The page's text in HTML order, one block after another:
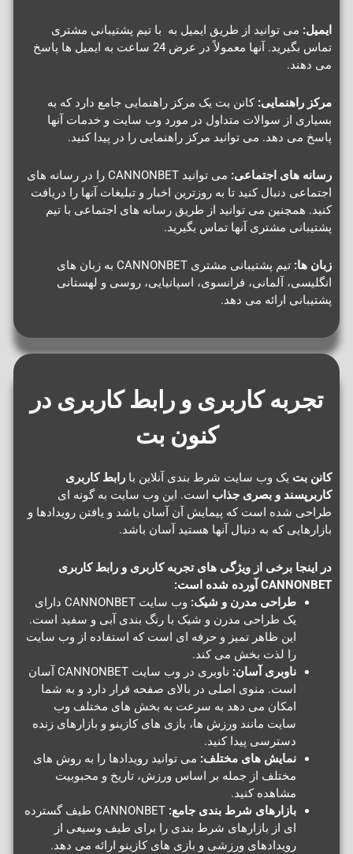
ایمیل: می توانید از طریق ایمیل به با تیم پشتیبانی مشتری
تماس بگیرید. آنها معمولاً در عرض 24 ساعت به ایمیل ها پاسخ
می دهند.
مرکز راهنمایی: کانن بت یک مرکز راهنمایی جامع دارد که به
بسیاری از سوالات متداول در مورد وب سایت و خدمات آنها
پاسخ می دهد. می توانید مرکز راهنمایی را در پیدا کنید.
رسانه های اجتماعی:
می توانید CANNONBET را در رسانه های
اجتماعی دنبال کنید تا به روزترین اخبار و تبلیغات آنها را دریافت
کنید. همچنین می توانید از طریق رسانه های اجتماعی با تیم
پشتیبانی مشتری آنها تماس بگیرید.
زبان ها:
تیم پشتیبانی مشتری CANNONBET به زبان های
انگلیسی، آلمانی، فرانسوی، اسپانیایی، روسی و لهستانی
پشتیبانی ارائه می دهد.
تجربه کاربری و رابط کاربری در
کنون بت
کانن بت یک وب سایت شرط بندی آنلاین بارابط کاربری
کاربرپسند و بصری جذاب است. این وب سایت به گونه ای
طراحی شده است که پیمایش آن آسان باشد و یافتن رویدادها و
بازارهایی که به دنبال آنها هستید آسان باشد.
در اینجا برخی از ویژگی های تجربه کاربری و رابط کاربری
CANNONBET آورده شده است:
طراحی مدرن و شیک:
وب سایت CANNONBET دارای
یک طراحی مدرن و شیک با رنگ بندی آبی و سفید است.
این ظاهر تمیز و حرفه ای است که استفاده از وب سایت
را لذت بخش می کند.
ناوبری آسان:
ناوبری در وب سایت CANNONBET آسان
است. منوی اصلی در بالای صفحه قرار دارد و به شما
امکان می دهد به سرعت به بخش های مختلف وب
سایت مانند ورزش ها، بازی های کازینو و بازارهای زنده
دسترسی پیدا کنید.
نمایش های مختلف: می توانید رویدادها را به روش های
مختلف از جمله بر اساس ورزش، تاریخ و محبوبیت
مشاهده کنید.
بازارهای شرط بندی جامع:
CANNONBET طیف گسترده
ای از بازارهای شرط بندی را برای طیف وسیعی از
رویدادهای ورزشی و بازی های کازینو ارائه می دهد.